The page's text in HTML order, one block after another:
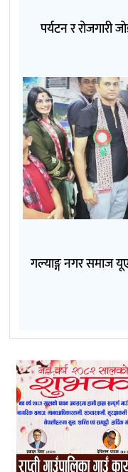
पर्यटन र रोजगारी
गल्याङ्ग नगर समाज